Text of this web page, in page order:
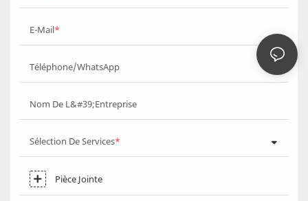
E-Mail
Téléphone/WhatsApp
Nom De L&#39;entreprise
Sélection De Services
Pièce Jointe